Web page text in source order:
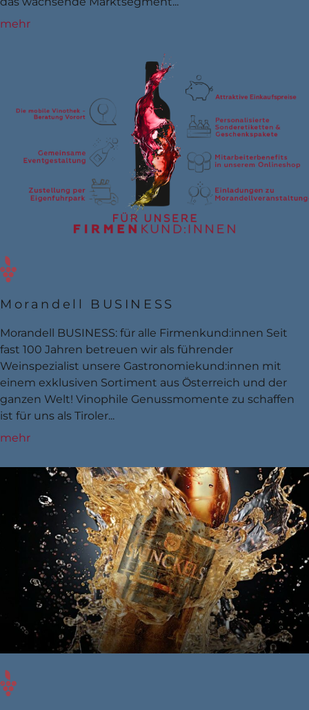
mehr
Morandell BUSINESS
Morandell BUSINESS: für alle Firmenkund:innen Seit
fast 100 Jahren betreuen wir als führender
Weinspezialist unsere Gastronomiekund:innen mit
einem exklusiven Sortiment aus Österreich und der
ganzen Welt! Vinophile Genussmomente zu schaffen
ist für uns als Tiroler...
mehr